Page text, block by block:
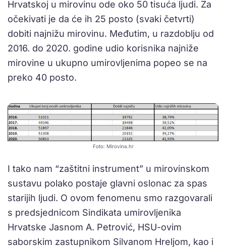
Hrvatskoj u mirovinu ode oko 50 tisuća ljudi. Za
očekivati je da će ih 25 posto (svaki četvrti)
dobiti najnižu mirovinu. Međutim, u razdoblju od
2016. do 2020. godine udio korisnika najniže
mirovine u ukupno umirovljenima popeo se na
preko 40 posto.
Foto: Mirovina.hr
I tako nam “zaštitni instrument” u mirovinskom
sustavu polako postaje glavni oslonac za spas
starijih ljudi. O ovom fenomenu smo razgovarali
s predsjednicom Sindikata umirovljenika
Hrvatske Jasnom A. Petrović, HSU-ovim
saborskim zastupnikom Silvanom Hreljom, kao i